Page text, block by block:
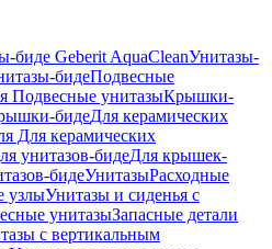
биде Geberit AquaCleanУнитазы-
бидеПодвесные
Подвесные унитазыКрышки-
бидеДля керамических
Для керамических
унитазов-бидеДля крышек-
бидеУнитазыРасходные
узлыУнитазы и сиденья с
унитазыЗапасные детали
с вертикальным